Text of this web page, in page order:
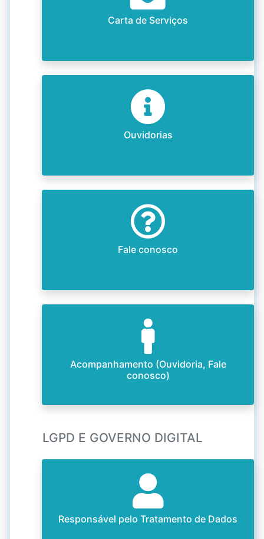
Carta de Serviços
Ouvidorias
Fale conosco
Acompanhamento (Ouvidoria, Fale
conosco)
LGPD E GOVERNO DIGITAL
Responsável pelo Tratamento de Dados